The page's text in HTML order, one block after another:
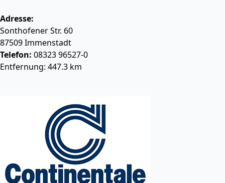
Adresse:
Sonthofener Str. 60
87509Immenstadt
Telefon: 08323 96527-0
Entfernung: 447.3 km